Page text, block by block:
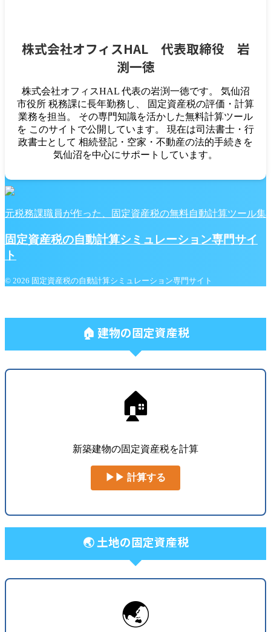
株式会社オフィスHAL 代表取締役 岩
渕一徳
株式会社オフィスHAL 代表の岩渕一徳です。 気仙沼
市役所 税務課に長年勤務し、 固定資産税の評価・計算
業務を担当。 その専門知識を活かした無料計算ツール
を このサイトで公開しています。 現在は司法書士・行
政書士として 相続登記・空家・不動産の法的手続きを
気仙沼を中心にサポートしています。
元税務課職員が作った、固定資産税の無料自動計算ツール集
固定資産税の自動計算シミュレーション専門サイ
ト
© 2026 固定資産税の自動計算シミュレーション専門サイト
🏠 建物の固定資産税
🏠
新築建物の固定資産税を計算
▶▶ 計算する
🌏 土地の固定資産税
🌏